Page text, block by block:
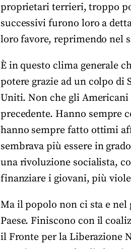
proprietari terrieri, troppo
successivi furono loro a
loro favore, reprimendo nel
È in questo clima generale
potere grazie ad un colpo di
Uniti. Non che gli Americani
precedente. Hanno sempre
hanno sempre fatto ottimi
sembrava più essere in
una rivoluzione socialista,
finanziare i giovani, più
Ma il popolo non ci sta e
Paese. Finiscono con il
il Fronte per la Liberazione